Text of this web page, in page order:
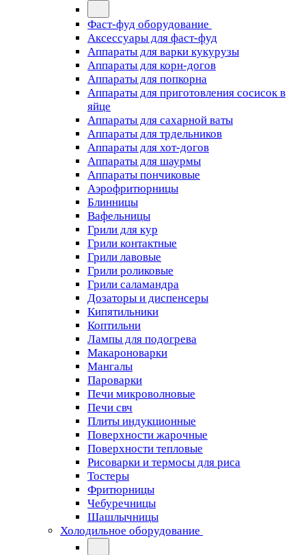
Фаст-фуд оборудование
Аксессуары для фаст-фуд
Аппараты для варки кукурузы
Аппараты для корн-догов
Аппараты для попкорна
Аппараты для приготовления сосисок в
яйце
Аппараты для сахарной ваты
Аппараты для трдельников
Аппараты для хот-догов
Аппараты для шаурмы
Аппараты пончиковые
Аэрофритюрницы
Блинницы
Вафельницы
Грили для кур
Грили контактные
Грили лавовые
Грили роликовые
Грили саламандра
Дозаторы и диспенсеры
Кипятильники
Коптильни
Лампы для подогрева
Макароноварки
Мангалы
Пароварки
Печи микроволновые
Печи свч
Плиты индукционные
Поверхности жарочные
Поверхности тепловые
Рисоварки и термосы для риса
Тостеры
Фритюрницы
Чебуречницы
Шашлычницы
Холодильное оборудование